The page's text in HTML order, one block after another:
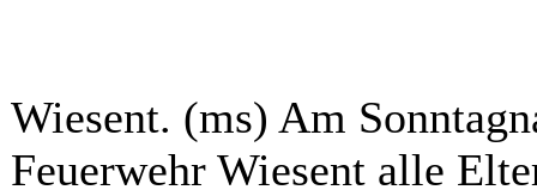
Wiesent. (ms) Am
Feuerwehr Wiesent alle